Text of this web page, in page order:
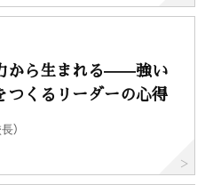
から生まれる——強い
つくるリーダーの心得
）